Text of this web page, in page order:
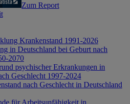
Zum Report
Krankenstand 1991-2026
in Deutschland bei Geburt nach
2070
psychischer Erkrankungen in
Geschlecht 1997-2024
nach Geschlecht in Deutschland
für Arbeitsunfähigkeit in